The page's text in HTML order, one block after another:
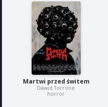
Martwi przed świtem
Dawid Torrone
horror